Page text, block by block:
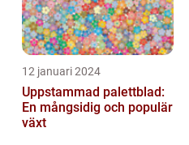
12 januari 2024
Uppstammad palettblad:
En mångsidig och populär
växt